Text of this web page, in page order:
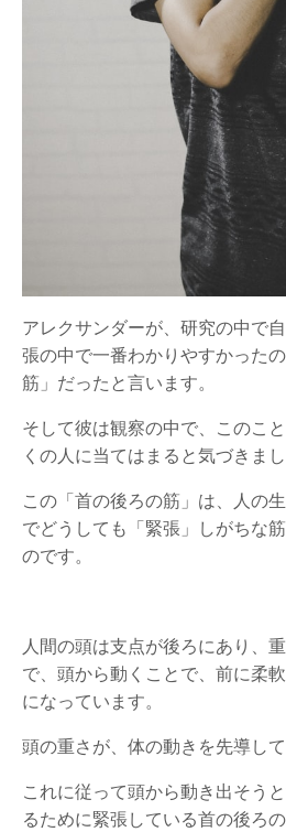
アレクサンダーが、研究の中で
張の中で一番わかりやすかった
筋」だったと言います。
そして彼は観察の中で、このこ
くの人に当てはまると気づきまし
この「首の後ろの筋」は、人の
でどうしても「緊張」しがちな
のです。
人間の頭は支点が後ろにあり、
で、頭から動くことで、前に柔
になっています。
頭の重さが、体の動きを先導して
これに従って頭から動き出そう
るために緊張している首の後ろ